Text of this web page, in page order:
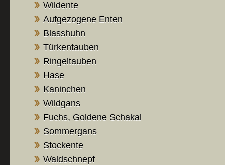
Wildente
Aufgezogene Enten
Blasshuhn
Türkentauben
Ringeltauben
Hase
Kaninchen
Wildgans
Fuchs, Goldene Schakal
Sommergans
Stockente
Waldschnepf